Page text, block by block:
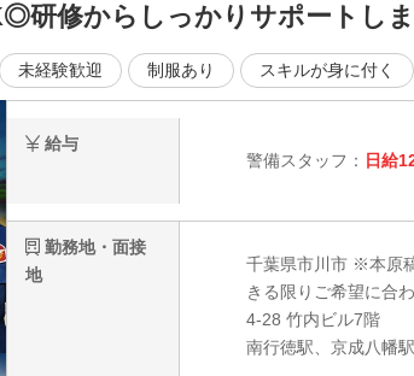
研修からしっかりサポートし
未経験歓迎 制服あり スキルが身に付く
給与
警備スタッフ： 日給
勤務地・面接
地
千葉県市川市 ※本原
きる限りご希望に合
4-28 竹内ビル7階
南行徳駅、京成八幡